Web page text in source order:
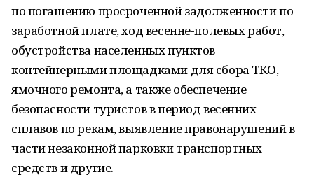
по погашению просроченной задолженности по
заработной плате, ход весенне-полевых работ,
обустройства населенных пунктов
контейнерными площадками для сбора ТКО,
ямочного ремонта, а также обеспечение
безопасности туристов в период весенних
сплавов по рекам, выявление правонарушений в
части незаконной парковки транспортных
средств и другие.